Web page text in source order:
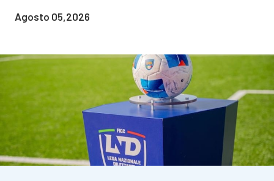
Agosto 05,2026